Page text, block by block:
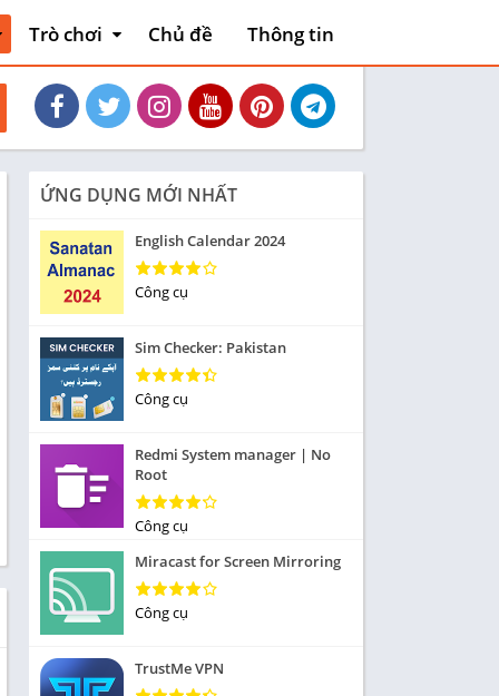
thiết
xe
Trò chơi
Hoạt động
Phiêu lưu mạo
hiểm
Máy chơi game
Bài
Thẻ bài
Sòng bạc
Tiêu khiển
Âm nhạc
Từ
Yêu thích
Ghép hình
Cuộc đua
Nhập vai
Mô phỏng
Chiến lược
Trả lời câu hỏi
Chủ đề Thông tin
ỨNG DỤNG MỚI NHẤT
English Calendar 2024
Công cụ
Sim Checker: Pakistan
Công cụ
Redmi System manager | No
Root
Công cụ
Miracast for Screen Mirroring
Công cụ
TrustMe VPN